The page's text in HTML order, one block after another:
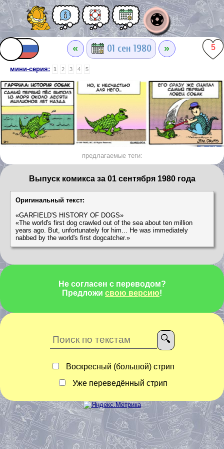
⚽
« 01 сен 1980 » 5
мини-серия: 1 2 3 4 5
предлагаемые теги:
Выпуск комикса за 01 сентября 1980 года
Оригинальный текст:
«GARFIELD'S HISTORY OF DOGS»
«The world's first dog crawled out of the sea about ten million
years ago. But, unfortunately for him... He was immediately
nabbed by the world's first dogcatcher.»
Не согласен с переводом?
Предложи свою версию!
Воскресный (большой) стрип
Уже переведённый стрип